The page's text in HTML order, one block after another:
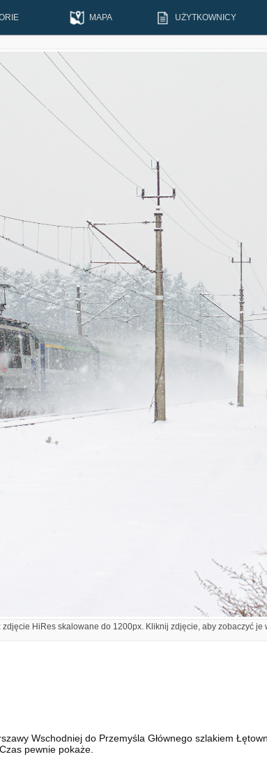
MAPA UŻYTKOWNICY
HiRes skalowane do 1200px. Kliknij zdjęcie, aby zobaczyć je
Wschodniej do Przemyśla Głównego szlakiem
pewnie pokaże.